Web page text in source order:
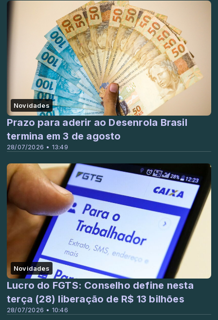
Novidades
28/07/2026 • 13:49
Prazo para aderir ao Desenrola Brasil
termina em 3 de agosto
Novidades
28/07/2026 • 10:46
Lucro do FGTS: Conselho define nesta
terça (28) liberação de R$ 13 bilhões